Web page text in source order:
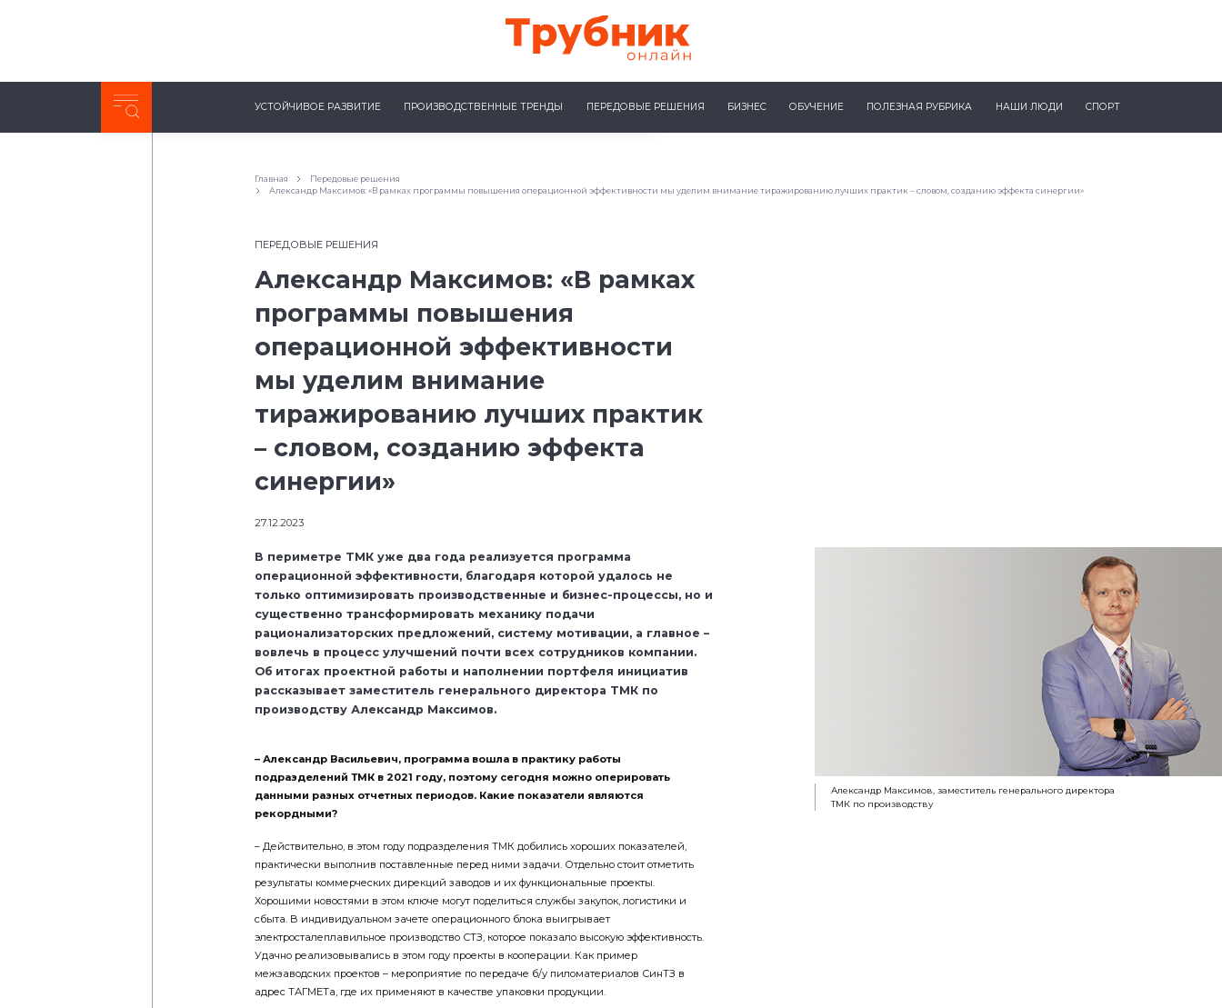
Неделя с ТМК. Выпуск №27 (225)
УСТОЙЧИВОЕ РАЗВИТИЕ ПРОИЗВОДСТВЕННЫЕ ТРЕНДЫ ПЕРЕДОВЫЕ РЕШЕНИЯ БИЗНЕС ОБУЧЕНИЕ ПОЛЕЗНАЯ РУБРИКА НАШИ ЛЮДИ СПОРТ
Главная
Передовые решения
Александр Максимов: «В рамках программы повышения операционной эффективности мы уделим внимание тиражированию лучших практик – словом, созданию эффекта синергии»
ПЕРЕДОВЫЕ РЕШЕНИЯ
Александр Максимов: «В рамках
программы повышения
операционной эффективности
мы уделим внимание
тиражированию лучших практик
– словом, созданию эффекта
синергии»
27.12.2023
В периметре ТМК уже два года реализуется программа
операционной эффективности, благодаря которой удалось не
только оптимизировать производственные и бизнес-процессы, но и
существенно трансформировать механику подачи
рационализаторских предложений, систему мотивации, а главное –
вовлечь в процесс улучшений почти всех сотрудников компании.
Об итогах проектной работы и наполнении портфеля инициатив
рассказывает заместитель генерального директора ТМК по
производству Александр Максимов.
– Александр Васильевич, программа вошла в практику работы
подразделений ТМК в 2021 году, поэтому сегодня можно оперировать
данными разных отчетных периодов. Какие показатели являются
рекордными?
– Действительно, в этом году подразделения ТМК добились хороших показателей,
практически выполнив поставленные перед ними задачи. Отдельно стоит отметить
результаты коммерческих дирекций заводов и их функциональные проекты.
Хорошими новостями в этом ключе могут поделиться службы закупок, логистики и
сбыта. В индивидуальном зачете операционного блока выигрывает
электросталеплавильное производство СТЗ, которое показало высокую эффективность.
Удачно реализовывались в этом году проекты в кооперации. Как пример
межзаводских проектов – мероприятие по передаче б/у пиломатериалов СинТЗ в
адрес ТАГМЕТа, где их применяют в качестве упаковки продукции.
Александр Максимов, заместитель генерального директора
ТМК по производству